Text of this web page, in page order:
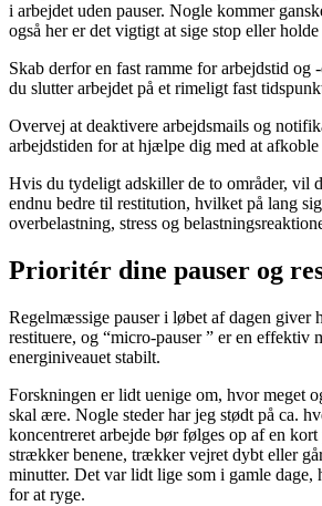
i arbejdet uden pauser. Nogle kommer
også her er det vigtigt at sige stop eller holde
Skab derfor en fast ramme for arbejdstid og
du slutter arbejdet på et rimeligt fast
Overvej at deaktivere arbejdsmails og
arbejdstiden for at hjælpe dig med at
Hvis du tydeligt adskiller de to områder, vil
endnu bedre til restitution, hvilket på lang
overbelastning, stress og
Prioritér dine pauser og
Regelmæssige pauser i løbet af dagen giver
restituere, og “micro-pauser ” er en effektiv
energiniveauet stabilt.
Forskningen er lidt uenige om, hvor meget
skal ære. Nogle steder har jeg stødt på ca.
koncentreret arbejde bør følges op af en
strækker benene, trækker vejret dybt eller
minutter. Det var lidt lige som i gamle dage,
for at ryge.